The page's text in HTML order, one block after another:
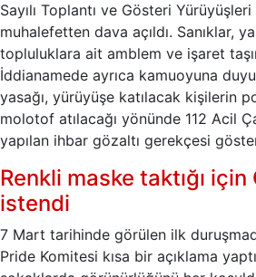
Sayılı Toplantı ve Gösteri Yürüyüşleri
muhalefetten dava açıldı. Sanıklar,
topluluklara ait amblem ve işaret
İddianamede ayrıca kamuoyuna
yasağı, yürüyüşe katılacak kişilerin
molotof atılacağı yönünde 112 Acil
yapılan ihbar gözaltı gerekçesi
Renkli maske taktığı için
istendi
7 Mart tarihinde görülen ilk
Pride Komitesi kısa bir açıklama